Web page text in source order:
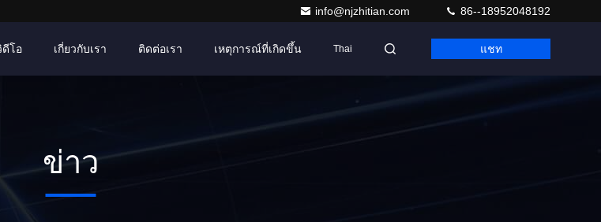
info@njzhitian.com 86--18952048192
ดีโอ เกี่ยวกับเรา ติดต่อเรา เหตุการณ์ที่เกิดขึ้น Thai แชท
ข่าว